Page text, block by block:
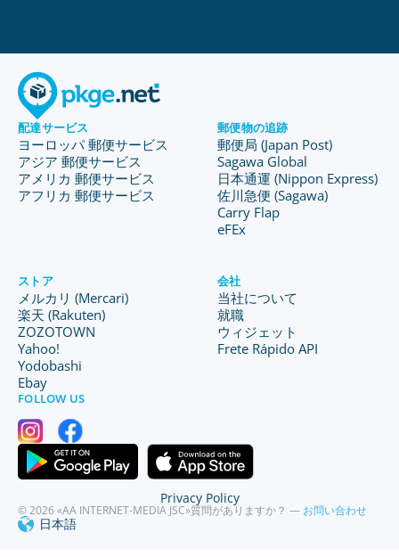
配達サービス
ヨーロッパ 郵便サービス
アジア 郵便サービス
アメリカ 郵便サービス
アフリカ 郵便サービス
郵便物の追跡
郵便局 (Japan Post)
Sagawa Global
日本通運 (Nippon Express)
佐川急便 (Sagawa)
Carry Flap
eFEx
ストア
メルカリ (Mercari)
楽天 (Rakuten)
ZOZOTOWN
Yahoo!
Yodobashi
Ebay
会社
当社について
就職
ウィジェット
Frete Rápido API
FOLLOW US
© 2026 «AA INTERNET-MEDIA JSC»質問がありますか？ — お問い合わせ
日本語
Privacy Policy